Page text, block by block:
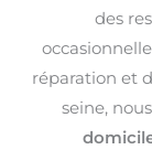
des
réparation et
seine,